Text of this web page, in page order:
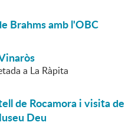
Brahms amb l'OBC
a La Ràpita
de Rocamora i visita de
Deu